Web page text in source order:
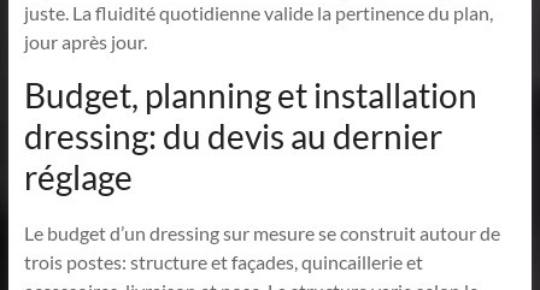
juste. La fluidité quotidienne valide la pertinence du plan,
jour après jour.
Budget, planning et installation
dressing: du devis au dernier
réglage
Le budget d’un dressing sur mesure se construit autour de
trois postes: structure et façades, quincaillerie et